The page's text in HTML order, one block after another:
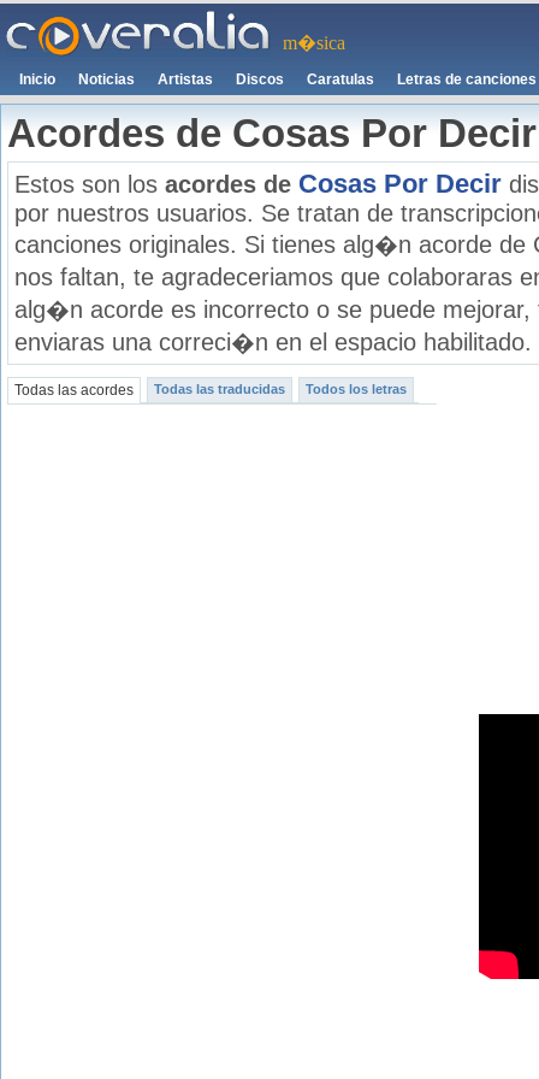
m�sica
Inicio Noticias Artistas Discos Caratulas Letras de canciones
Acordes de Cosas Por Decir
Estos son los acordes de Cosas Por Decir
por nuestros usuarios. Se tratan de
canciones originales. Si tienes alg�n acorde de
nos faltan, te agradeceriamos que colaboraras
alg�n acorde es incorrecto o se puede
enviaras una correci�n en el espacio habilitado.
Todas las acordes Todas las traducidas Todos los letras